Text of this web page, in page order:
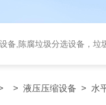
备,陈腐垃圾分选设备，垃
> 液压压缩设备 > 水